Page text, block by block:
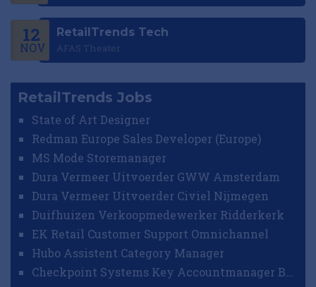
12
NOV
RetailTrends Tech
AFAS Theater
RetailTrends Jobs
State of Art Designer
Redman Europe Sales Developer (Europe)
MS Mode Storemanager
Dura Vermeer Uitvoerder GWW Amsterdam
Dura Vermeer Uitvoerder Civiel Nijmegen
Duifhuizen Verkoopmedewerker Ridderkerk
EK Retail Customer Support Omnichannel
Hubo Assistent Category Manager
Checkpoint Systems Key Accountmanager Benelux